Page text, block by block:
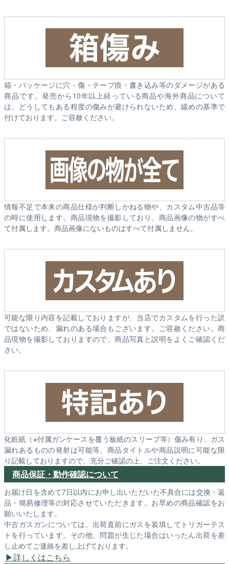
箱・パッケージに穴・傷・テープ痕・書き込み等のダメージがある
商品です。発売から10年以上経っている商品や海外商品について
は、どうしてもある程度の傷みが避けられないため、緩めの基準で
付けております。ご容赦ください。
情報不足で本来の商品仕様が判断しかねる物や、カスタム中古品等
の時に使用します。商品現物を撮影しており、商品画像の物がすべ
て付属します。商品画像にないものはすべて付属しません。
可能な限り内容を記載しておりますが、当店でカスタムを行った訳
ではないため、漏れのある場合もございます。ご容赦ください。商
品現物を撮影しておりますので、商品写真と説明をよくご確認くだ
さい。
化粧紙（※付属ガンケースを覆う板紙のスリーブ等）傷み有り、ガス
漏れあるものの発射は可能等、商品タイトルや商品説明に可能な限
り記載しておりますので、充分ご確認の上、ご注文ください。
商品保証・動作確認について
お届け日を含めて7日以内にお申し出いただいた不具合には交換・返
品・簡易修理等の対応させていただきます。お早めの商品確認をお
願いいたします。
中古ガスガンについては、出荷直前にガスを装填してトリガーテス
トを行っています。その他、問題が生じた場合はいったん出荷を差
し止めてご連絡を差し上げております。
詳しくはこちら